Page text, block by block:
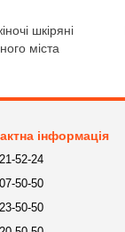
шкіряні
міста
інформація
52-24
50-50
50-50